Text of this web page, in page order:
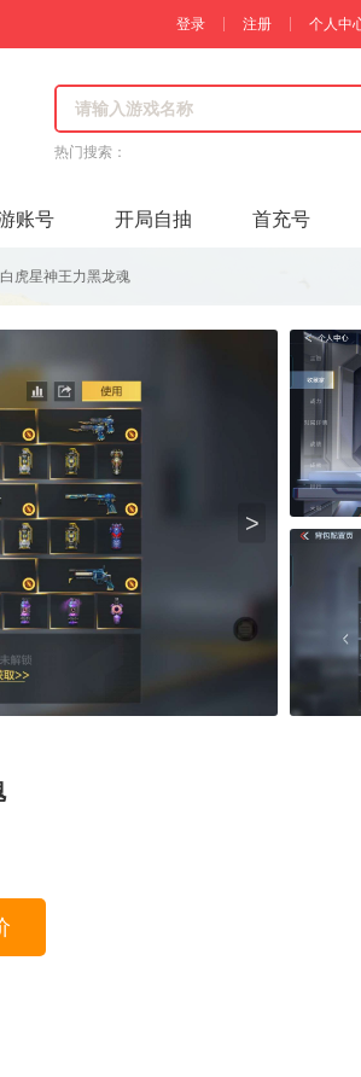
登录 注册 个人中
热门搜索：
账号 开局自抽 首充号
虎星神王力黑龙魂
>